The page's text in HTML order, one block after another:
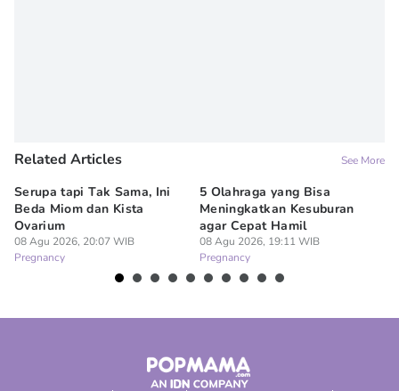
Related Articles See More
Serupa tapi Tak Sama, Ini
Beda Miom dan Kista
Ovarium
08 Agu 2026, 20:07 WIB
Pregnancy
5 Olahraga yang Bisa
Meningkatkan Kesuburan
agar Cepat Hamil
08 Agu 2026, 19:11 WIB
Pregnancy